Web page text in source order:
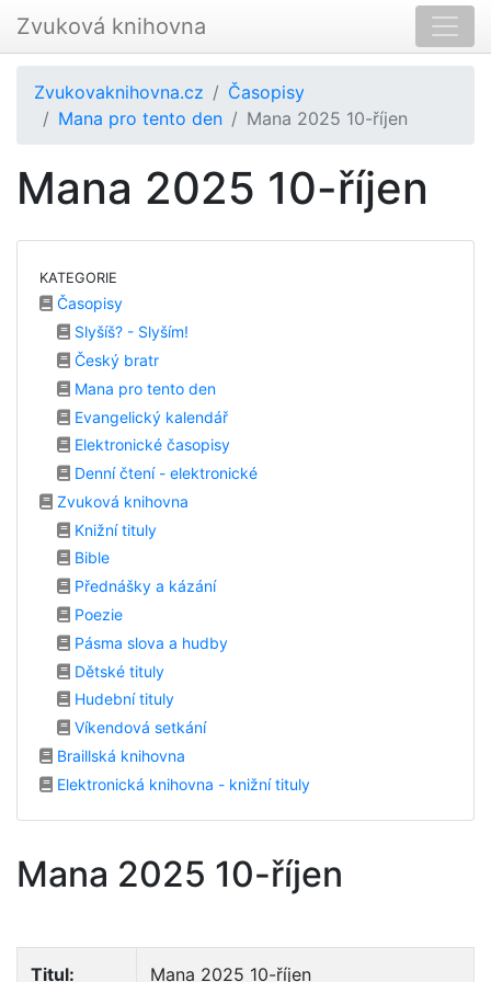
Zvuková knihovna
Zvukovaknihovna.cz
Časopisy
Mana pro tento den
Mana 2025 10-říjen
Mana 2025 10-říjen
KATEGORIE
Časopisy
Slyšíš? - Slyším!
Český bratr
Mana pro tento den
Evangelický kalendář
Elektronické časopisy
Denní čtení - elektronické
Zvuková knihovna
Knižní tituly
Bible
Přednášky a kázání
Poezie
Pásma slova a hudby
Dětské tituly
Hudební tituly
Víkendová setkání
Braillská knihovna
Elektronická knihovna - knižní tituly
Mana 2025 10-říjen
Titul: Mana 2025 10-říjen